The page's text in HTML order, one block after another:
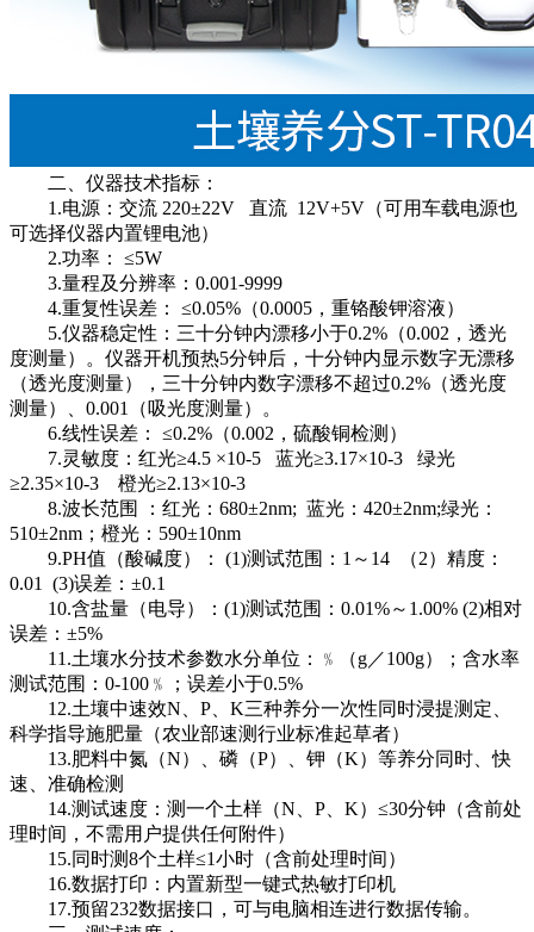
二、仪器技术指标：
1.电源：交流 220±22V 直流 12V+5V（可用车载电源也
可选择仪器内置锂电池）
2.功率： ≤5W
3.量程及分辨率：0.001-9999
4.重复性误差： ≤0.05%（0.0005，重铬酸钾溶液）
5.仪器稳定性：三十分钟内漂移小于0.2%（0.002，透光
度测量）。仪器开机预热5分钟后，十分钟内显示数字无漂移
（透光度测量），三十分钟内数字漂移不超过0.2%（透光度
测量）、0.001（吸光度测量）。
6.线性误差： ≤0.2%（0.002，硫酸铜检测）
7.灵敏度：红光≥4.5 ×10-5 蓝光≥3.17×10-3 绿光
≥2.35×10-3 橙光≥2.13×10-3
8.波长范围 ：红光：680±2nm; 蓝光：420±2nm;绿光：
510±2nm；橙光：590±10nm
9.PH值（酸碱度）： (1)测试范围：1～14 （2）精度：
0.01 (3)误差：±0.1
10.含盐量（电导）：(1)测试范围：0.01%～1.00% (2)相对
误差：±5%
11.土壤水分技术参数水分单位：﹪（g／100g）；含水率
测试范围：0-100﹪；误差小于0.5%
12.土壤中速效N、P、K三种养分一次性同时浸提测定、
科学指导施肥量（农业部速测行业标准起草者）
13.肥料中氮（N）、磷（P）、钾（K）等养分同时、快
速、准确检测
14.测试速度：测一个土样（N、P、K）≤30分钟（含前处
理时间，不需用户提供任何附件）
15.同时测8个土样≤1小时（含前处理时间）
16.数据打印：内置新型一键式热敏打印机
17.预留232数据接口，可与电脑相连进行数据传输。